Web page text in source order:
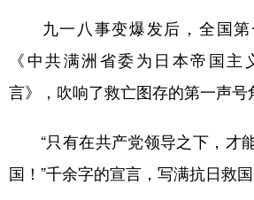
九一八事变爆发后，全国
《中共满洲省委为日本帝国主
言》，吹响了救亡图存的第一声号
“只有在共产党领导之下，才
国！”千余字的宣言，写满抗日救国